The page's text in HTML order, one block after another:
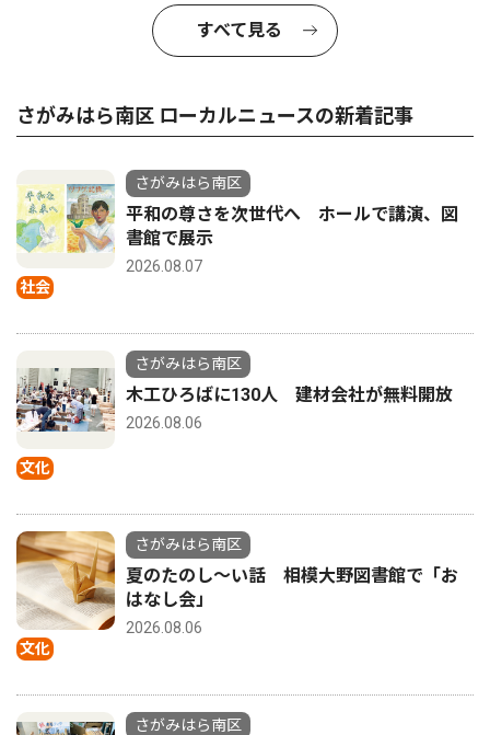
すべて見る
さがみはら南区 ローカルニュースの新着記事
社会
さがみはら南区
平和の尊さを次世代へ ホールで講演、図
書館で展示
2026.08.07
文化
さがみはら南区
木工ひろばに130人 建材会社が無料開放
2026.08.06
文化
さがみはら南区
夏のたのし〜い話 相模大野図書館で「お
はなし会」
2026.08.06
さがみはら南区